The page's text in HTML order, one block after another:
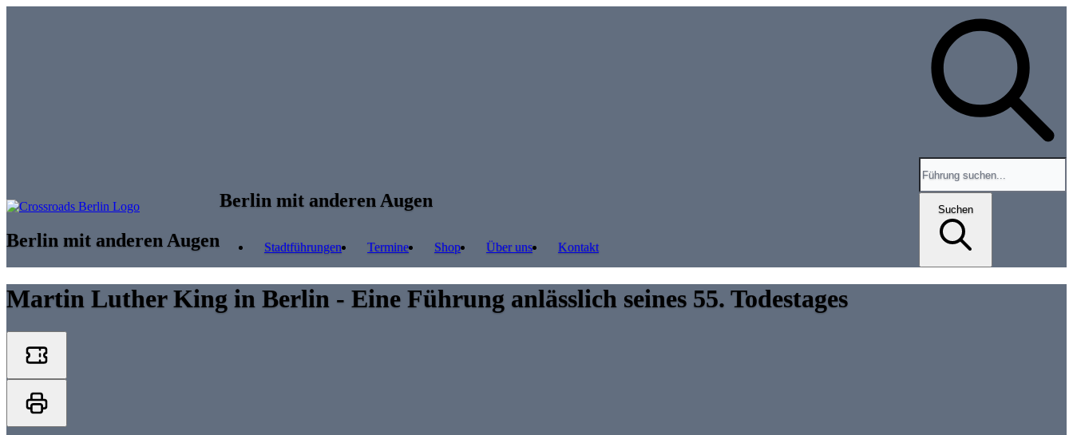
Berlin mit anderen Augen
Berlin mit anderen Augen
Stadtführungen Termine Shop Über uns Kontakt
Suchen
Martin Luther King in Berlin - Eine Führung anlässlich seines 55. Todestages